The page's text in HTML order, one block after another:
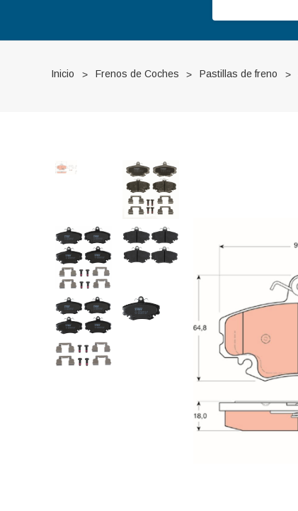
Inicio Frenos de Coches Pastillas de freno